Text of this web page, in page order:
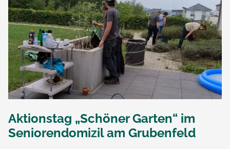
Aktionstag „Schöner Garten“ im
Seniorendomizil am Grubenfeld